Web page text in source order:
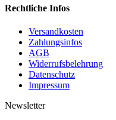
Rechtliche Infos
Versandkosten
Zahlungsinfos
AGB
Widerrufsbelehrung
Datenschutz
Impressum
Newsletter